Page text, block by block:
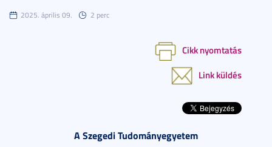
2025. április 09. 2 perc
Cikk nyomtatás
Link küldés
A Szegedi Tudományegyetem